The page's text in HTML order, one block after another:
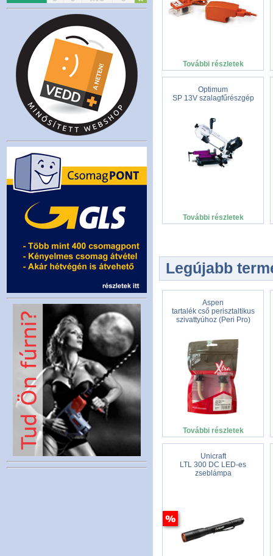
További részletek
Optimum
SP 13V szalagfűrészgép
További részletek
Legújabb
Aspen
tartalék cső perisztaltikus
szivattyúhoz (Peri Pro)
További részletek
Unicraft
LTL 300 DC LED-es
zseblámpa